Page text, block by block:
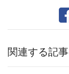
関連する記事